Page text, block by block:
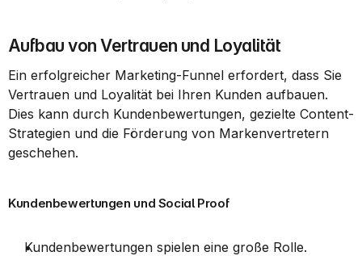
Aufbau von Vertrauen und Loyalität
Ein erfolgreicher Marketing-Funnel erfordert, dass Sie
Vertrauen und Loyalität bei Ihren Kunden aufbauen.
Dies kann durch Kundenbewertungen, gezielte Content-
Strategien und die Förderung von Markenvertretern
geschehen.
Kundenbewertungen und Social Proof
Kundenbewertungen spielen eine große Rolle.